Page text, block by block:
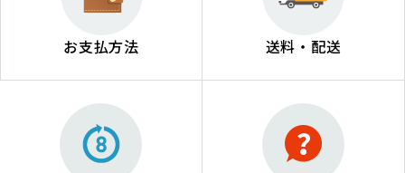
お支払方法 送料・配送